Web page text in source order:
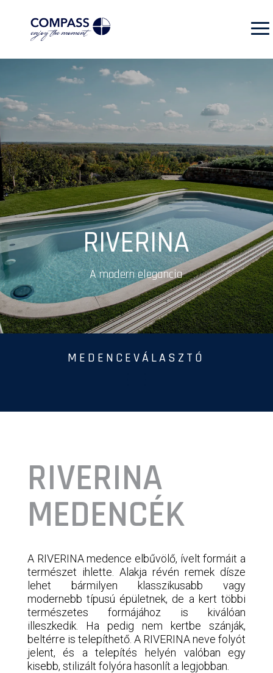
RIVERINA
A modern elegancia
MEDENCEVÁLASZTÓ
RIVERINA
MEDENCÉK
A RIVERINA medence elbűvölő, ívelt formáit a
természet ihlette. Alakja révén remek dísze
lehet bármilyen klasszikusabb vagy
modernebb típusú épületnek, de a kert többi
természetes formájához is kiválóan
illeszkedik. Ha pedig nem kertbe szánják,
beltérre is telepíthető. A RIVERINA neve folyót
jelent, és a telepítés helyén valóban egy
kisebb, stilizált folyóra hasonlít a legjobban.